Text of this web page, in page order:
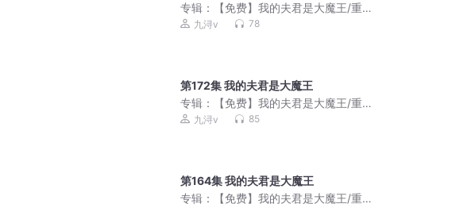
专辑：
【免费】我的夫君是大魔王/重生/
言情/团宠智商在线
九浔v 78
第172集 我的夫君是大魔王
专辑：
【免费】我的夫君是大魔王/重生/
言情/团宠智商在线
九浔v 85
第164集 我的夫君是大魔王
专辑：
【免费】我的夫君是大魔王/重生/